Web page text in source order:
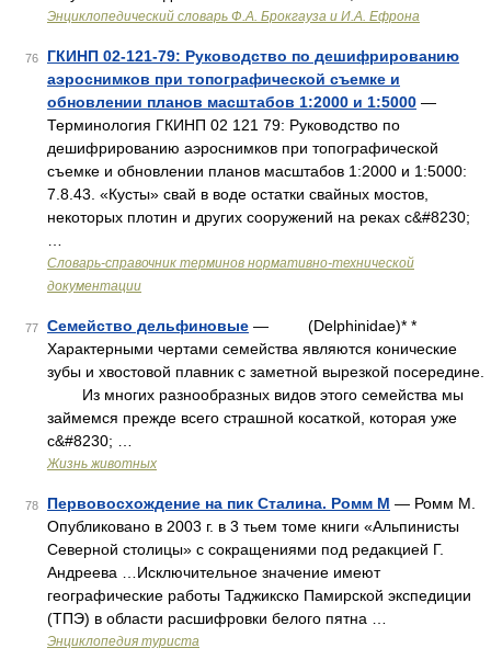
Энциклопедический словарь Ф.А. Брокгауза и И.А. Ефрона
76
ГКИНП 02-121-79: Руководство по дешифрированию
аэроснимков при топографической съемке и
обновлении планов масштабов 1:2000 и 1:5000 —
Терминология ГКИНП 02 121 79: Руководство по
дешифрированию аэроснимков при топографической
съемке и обновлении планов масштабов 1:2000 и 1:5000:
7.8.43. «Кусты» свай в воде остатки свайных мостов,
некоторых плотин и других сооружений на реках с&#8230;
Словарь-справочник терминов нормативно-технической
документации
77 Семейство дельфиновые — (Delphinidae)* *
Характерными чертами семейства являются конические
зубы и хвостовой плавник с заметной вырезкой посередине.
Из многих разнообразных видов этого семейства мы
займемся прежде всего страшной косаткой, которая уже
с&#8230; …
Жизнь животных
78 Первовосхождение на пик Сталина. Ромм М — Ромм М.
Опубликовано в 2003 г. в 3 тьем томе книги «Альпинисты
Северной столицы» с сокращениями под редакцией Г.
Андреева …Исключительное значение имеют
географические работы Таджикско Памирской экспедиции
(ТПЭ) в области расшифровки белого пятна …
Энциклопедия туриста